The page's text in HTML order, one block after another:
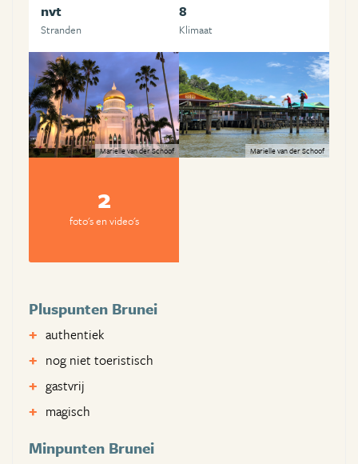
nvt
Stranden
8
Klimaat
Marielle van der Schoof Marielle van der Schoof
2
foto's en video's
Pluspunten Brunei
authentiek
nog niet toeristisch
gastvrij
magisch
Minpunten Brunei